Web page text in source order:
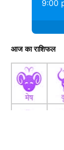
View this
9:00
आज का राशिफल